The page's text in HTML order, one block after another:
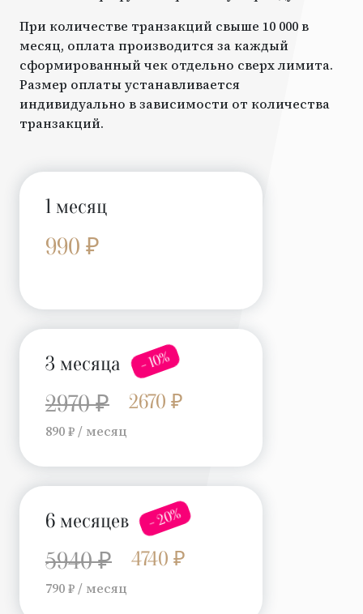
При количестве транзакций свыше 10 000 в
месяц, оплата производится за каждый
сформированный чек отдельно сверх лимита.
Размер оплаты устанавливается
индивидуально в зависимости от количества
транзакций.
1 месяц
990 ₽
3 месяца - 10%
2970 ₽ 2670 ₽
890 ₽ / месяц
6 месяцев - 20%
5940 ₽ 4740 ₽
790 ₽ / месяц